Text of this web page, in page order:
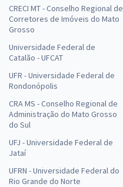
CRECI MT - Conselho Regional de
Corretores de Imóveis do Mato
Grosso
Universidade Federal de
Catalão - UFCAT
UFR - Universidade Federal de
Rondonópolis
CRA MS - Conselho Regional de
Administração do Mato Grosso
do Sul
UFJ - Universidade Federal de
Jataí
UFRN - Universidade Federal do
Rio Grande do Norte